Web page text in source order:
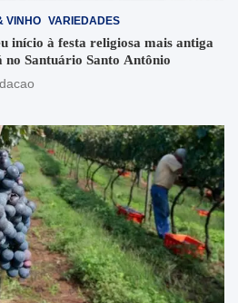
VINHO VARIEDADES
início à festa religiosa mais antiga
Santuário Santo Antônio